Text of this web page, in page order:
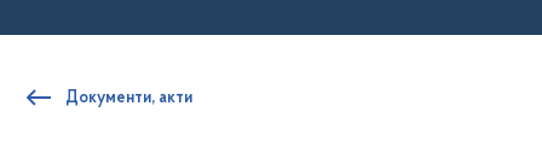
Документи, акти